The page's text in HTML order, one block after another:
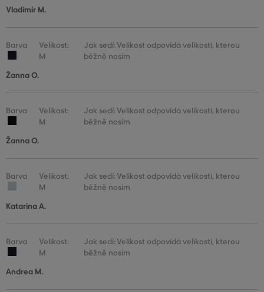
Vladimír M.
Barva
Velikost:
M
Jak sedí: Velikost odpovídá velikosti, kterou
běžně nosím
Žanna O.
Barva
Velikost:
M
Jak sedí: Velikost odpovídá velikosti, kterou
běžně nosím
Žanna O.
Barva
Velikost:
M
Jak sedí: Velikost odpovídá velikosti, kterou
běžně nosím
Katarina A.
Barva
Velikost:
M
Jak sedí: Velikost odpovídá velikosti, kterou
běžně nosím
Andrea M.